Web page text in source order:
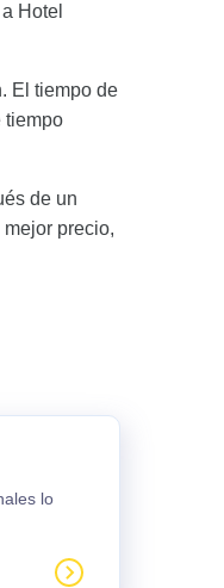
Hotel
El tiempo de
tiempo
de un
precio,
lo